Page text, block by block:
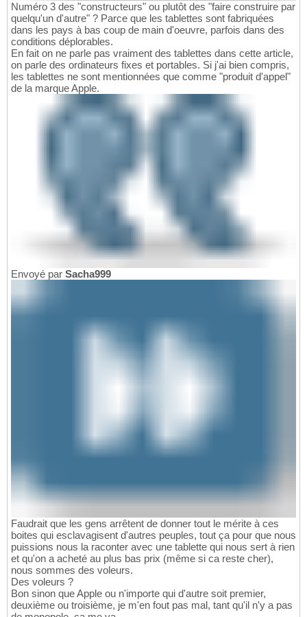
Numéro 3 des "constructeurs" ou plutôt des "faire construire par
quelqu'un d'autre" ? Parce que les tablettes sont fabriquées
dans les pays à bas coup de main d'oeuvre, parfois dans des
conditions déplorables.
En fait on ne parle pas vraiment des tablettes dans cette article,
on parle des ordinateurs fixes et portables. Si j'ai bien compris,
les tablettes ne sont mentionnées que comme "produit d'appel"
de la marque Apple.
Envoyé par Sacha999
Faudrait que les gens arrêtent de donner tout le mérite à ces
boites qui esclavagisent d'autres peuples, tout ça pour que nous
puissions nous la raconter avec une tablette qui nous sert à rien
et qu'on a acheté au plus bas prix (même si ca reste cher),
nous sommes des voleurs.
Des voleurs ?
Bon sinon que Apple ou n'importe qui d'autre soit premier,
deuxième ou troisième, je m'en fout pas mal, tant qu'il n'y a pas